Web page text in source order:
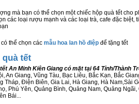
mà bạn có thể chọn một chiếc hộp quà tết
các loại rượu mạnh và các loại trà, cafe đặc
thể chọn các mẫu hoa lan hồ điệp để tặng tết
quà tết
An Minh Kiên Giang có mặt tại 64 Tỉnh/Thành
An Giang, Vũng Tàu, Bạc Liêu, Bắc Kạn, Bắc
Tháp, Điện Biên, Gia Lai, Hà Giang, Hà Nam,Sài
Phú Yên, Quảng Bình, Quảng Nam, Quảng
Bái...